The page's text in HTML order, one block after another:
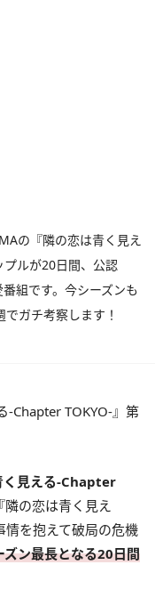
の『隣の恋は青く見え
ルが20日間、公認
組です。今シーズンも
ガチ考察します！
Chapter TOKYO-』第
く見える-Chapter
の恋は青く見え
情を抱えて破局の危機
ズン最長となる20日間